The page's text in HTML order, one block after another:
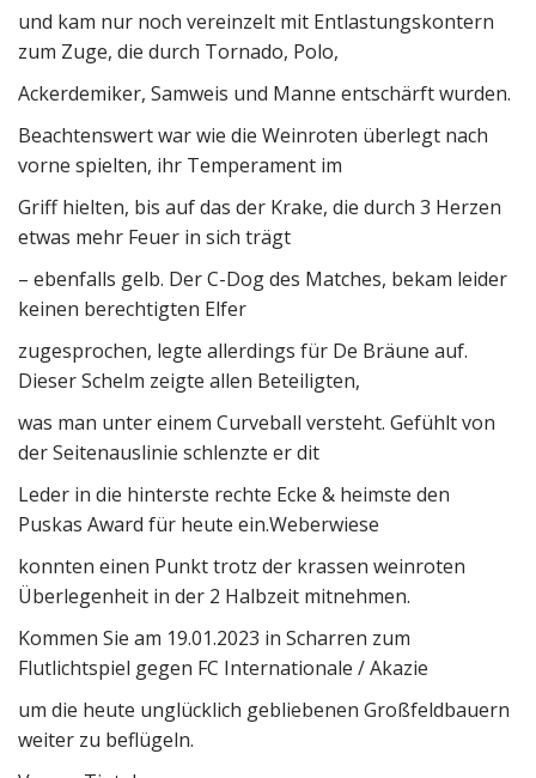
und kam nur noch vereinzelt mit Entlastungskontern
zum Zuge, die durch Tornado, Polo,
Ackerdemiker, Samweis und Manne entschärft wurden.
Beachtenswert war wie die Weinroten überlegt nach
vorne spielten, ihr Temperament im
Griff hielten, bis auf das der Krake, die durch 3 Herzen
etwas mehr Feuer in sich trägt
– ebenfalls gelb. Der C-Dog des Matches, bekam leider
keinen berechtigten Elfer
zugesprochen, legte allerdings für De Bräune auf.
Dieser Schelm zeigte allen Beteiligten,
was man unter einem Curveball versteht. Gefühlt von
der Seitenauslinie schlenzte er dit
Leder in die hinterste rechte Ecke & heimste den
Puskas Award für heute ein.Weberwiese
konnten einen Punkt trotz der krassen weinroten
Überlegenheit in der 2 Halbzeit mitnehmen.
Kommen Sie am 19.01.2023 in Scharren zum
Flutlichtspiel gegen FC Internationale / Akazie
um die heute unglücklich gebliebenen Großfeldbauern
weiter zu beflügeln.